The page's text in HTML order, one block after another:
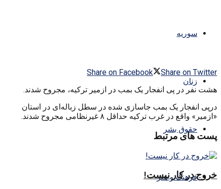
سوریه
زنان
حقوق بشر
فرهنگ و هنر
Share on Facebook
Share on Twitter
هشت نفر در پی انفجار یک بمب در ازمیر ترکیه، مجروح شدند.
درپی انفجار یک بمب جاسازی شده در سطل زباله‌ای در استان
«ازمیر» واقع در غرب ترکیه حداقل ۸ غیرنظامی مجروح شدند.
پست های مرتبط
خروج در کار نیست!